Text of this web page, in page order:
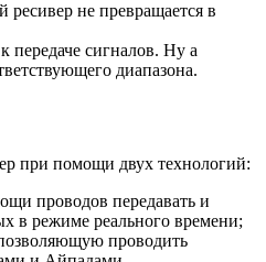
не превращается в
передаче сигналов. Ну а
диапазона.
при помощи двух технологий:
проводов передавать и
в режиме реального времени;
проводить